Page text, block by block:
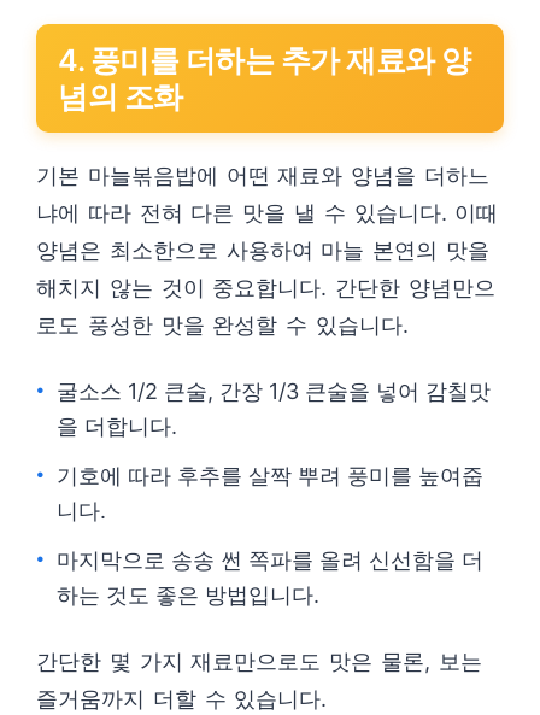
4. 풍미를 더하는 추가 재료와 양
념의 조화
기본 마늘볶음밥에 어떤 재료와 양념을 더하느
냐에 따라 전혀 다른 맛을 낼 수 있습니다. 이때
양념은 최소한으로 사용하여 마늘 본연의 맛을
해치지 않는 것이 중요합니다. 간단한 양념만으
로도 풍성한 맛을 완성할 수 있습니다.
굴소스 1/2 큰술, 간장 1/3 큰술을 넣어 감칠맛
을 더합니다.
기호에 따라 후추를 살짝 뿌려 풍미를 높여줍
니다.
마지막으로 송송 썬 쪽파를 올려 신선함을 더
하는 것도 좋은 방법입니다.
간단한 몇 가지 재료만으로도 맛은 물론, 보는
즐거움까지 더할 수 있습니다.